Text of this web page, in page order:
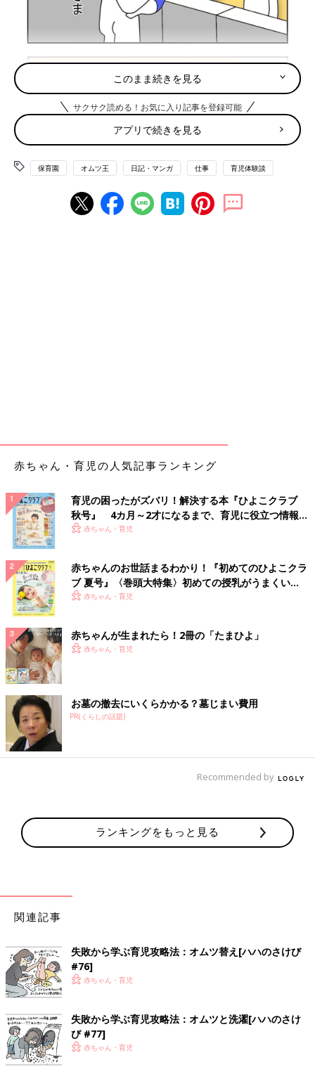
保育園のお迎えに行くと息子の仲のいいお友達がプレゼントをく
れました。
ってハナクソかーーーーーーい！！！
まあ、食べるよりはマシなような...
いやでもいらないッッッッ!笑
どんぐりとかそういうのを期待してました...笑
ちなみにこの前、息子がくれたものは
「ホコリ」
でした。
[オムツ王]
一児の父。イクメン。 わかっているようなわかっていないよう
な父親目線の育児漫画。 共働きの妻をサポートすべく日々奮闘
インスタグラムはこちら:
@omutsu_oh
前の話
［父親目線！育児漫
画！オムツ王＃86］
このまま続きを見る
サクサク読める！お気に入り記事を登録可能
アプリで続きを見る
保育園 オムツ王 日記・マンガ 仕事 育児体験談
赤ちゃん・育児の人気記事ランキング
育児の困ったがズバリ！解決する本『ひよこクラブ
秋号』 4カ月～2才になるまで、育児に役立つ情報が
いっぱい！
赤ちゃん・育児
赤ちゃんのお世話まるわかり！『初めてのひよこクラ
ブ 夏号』〈巻頭大特集〉初めての授乳がうまくい
く！ おっぱい・ミルクの基本と夏のトラブル 解決テ
赤ちゃん・育児
赤ちゃんが生まれたら！2冊の「たまひよ」
赤ちゃん・育児
お墓の撤去にいくらかかる？墓じまい費用
PR(くらしの話題)
Recommended by
ランキングをもっと見る
関連記事
失敗から学ぶ育児攻略法：オムツ替え[ハハのさけび
#76]
赤ちゃん・育児
失敗から学ぶ育児攻略法：オムツと洗濯[ハハのさけ
び #77]
赤ちゃん・育児